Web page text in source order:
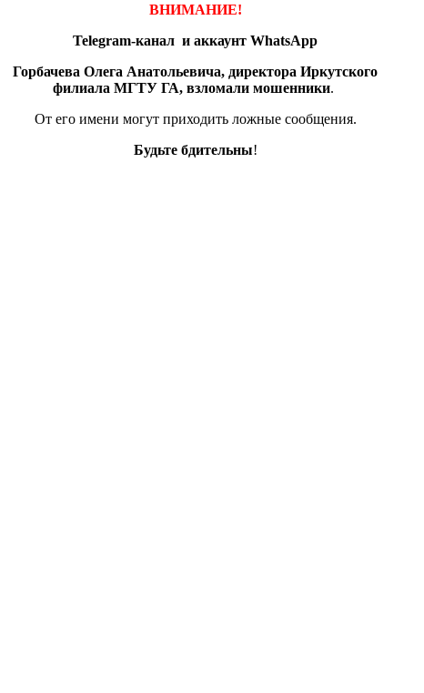
ВНИМАНИЕ!
Telegram-канал и аккаунт WhatsApp
Горбачева Олега Анатольевича, директора Иркутского
филиала МГТУ ГА, взломали мошенники.
От его имени могут приходить ложные сообщения.
Будьте бдительны!